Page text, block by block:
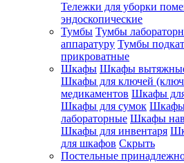
Тележки для уборки
эндоскопические
Тумбы Тумбы
аппаратуру Тумбы
прикроватные
Шкафы Шкафы
Шкафы для ключей
медикаментов Шкафы
Шкафы для сумок Шкафы
лабораторные Шкафы
Шкафы для инвентаря
для шкафов Скрыть
Постельные